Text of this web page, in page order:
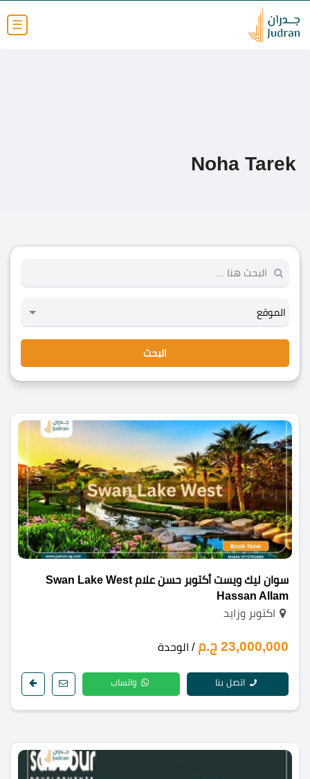
☰
Noha Tarek
البحث
سوان ليك ويست أكتوبر حسن علام Swan Lake West
Hassan Allam
اكتوبر وزايد
23,000,000 ج.م / الوحدة
اتصل بنا واتساب